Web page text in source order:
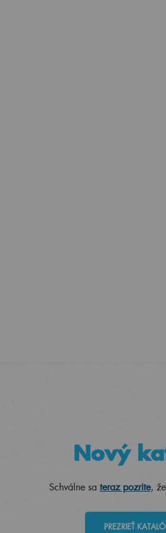
Nový
Schválne sa teraz pozrite,
PREZRIEŤ